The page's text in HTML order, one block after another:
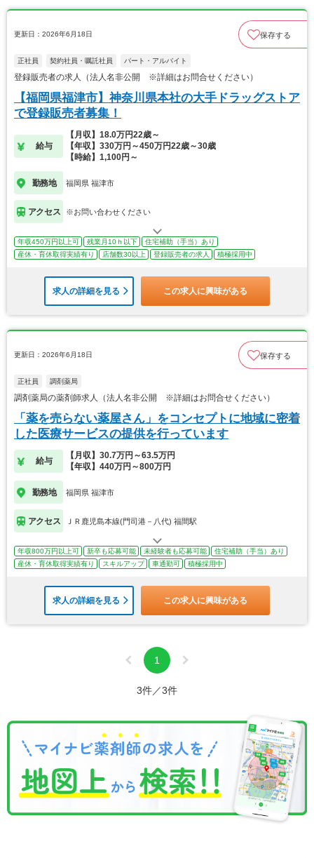
更新日：2026年6月18日 保存する
正社員 契約社員・嘱託社員 パート・アルバイト
登録販売者の求人（法人名非公開 ※詳細はお問合せください）
【福岡県福津市】神奈川県本社の大手ドラッグストア
で登録販売者募集！
給与
【月収】18.0万円22歳～
【年収】330万円～450万円22歳～30歳
【時給】1,100円～
勤務地 福岡県 福津市
アクセス ※お問い合わせください
年収450万円以上可 残業月10ｈ以下
住宅補助（手当）あり
産休・育休取得実績有り
店舗数30以上 登録販売者の求人 積極採用中
求人の詳細を見る この求人に興味がある
更新日：2026年6月18日 保存する
正社員 調剤薬局
調剤薬局の薬剤師求人（法人名非公開 ※詳細はお問合せください）
「薬を売らない薬屋さん」をコンセプトに地域に密着
した医療サービスの提供を行っています
給与
【月収】30.7万円～63.5万円
【年収】440万円～800万円
勤務地 福岡県 福津市
アクセス ＪＲ鹿児島本線(門司港－八代) 福間駅
年収800万円以上可 新卒も応募可能 未経験者も応募可能
住宅補助（手当）あり
産休・育休取得実績有り
スキルアップ 車通勤可 積極採用中
求人の詳細を見る この求人に興味がある
1
3件／3件